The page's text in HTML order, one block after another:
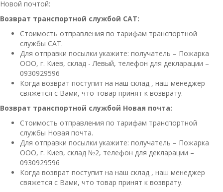
Новой почтой:
Возврат транспортной службой САТ:
Стоимость отправления по тарифам транспортной
службы САТ.
Для отправки посылки укажите: получатель – Пожарка
ООО, г. Киев, склад - Левый, телефон для декларации –
0930929596
Когда возврат поступит на наш склад , наш менеджер
свяжется с Вами, что товар принят к возврату.
Возврат транспортной службой Новая почта:
Стоимость отправления по тарифам транспортной
службы Новая почта.
Для отправки посылки укажите: получатель – Пожарка
ООО, г. Киев, склад №2, телефон для декларации –
0930929596
Когда возврат поступит на наш склад , наш менеджер
свяжется с Вами, что товар принят к возврату.